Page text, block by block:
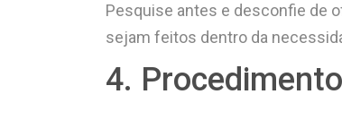
Pesquise antes e desconfie de
sejam feitos dentro da
4.